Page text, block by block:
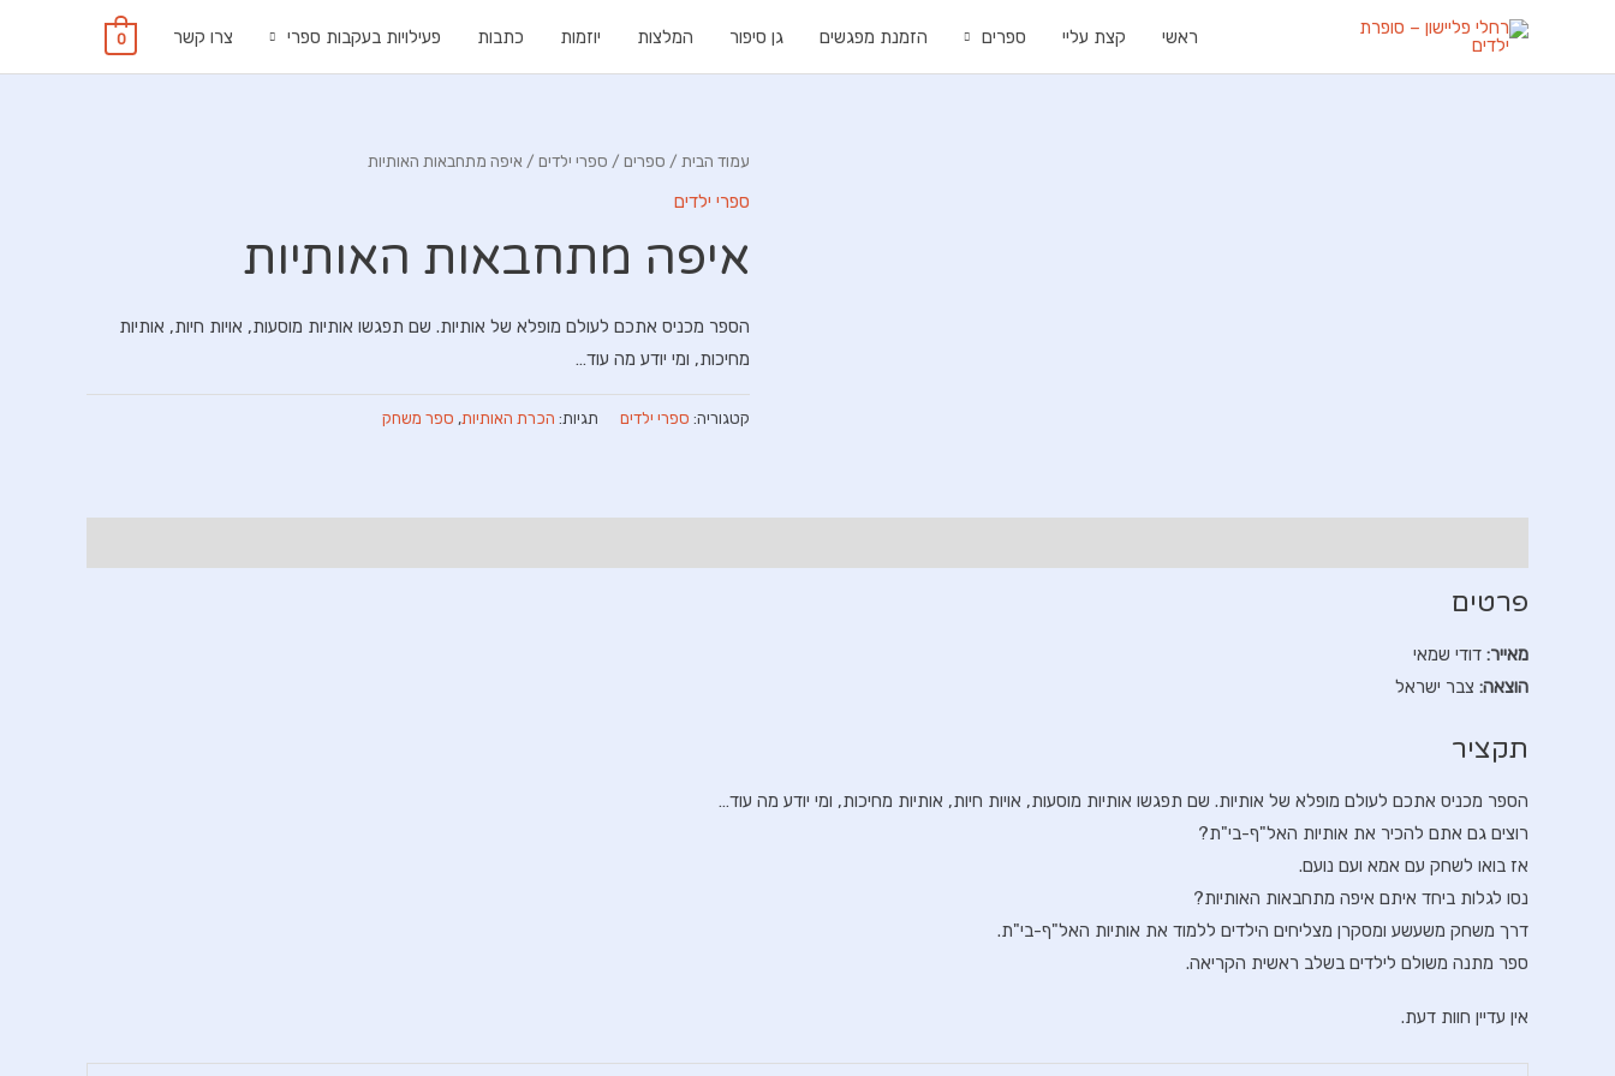
ראשי קצת עליי ספרים הזמנת מפגשים גן סיפור המלצות יוזמות כתבות פעילויות בעקבות ספרי צרו קשר 0
עמוד הבית / ספרים / ספרי ילדים / איפה מתחבאות האותיות
ספרי ילדים
איפה מתחבאות האותיות
הספר מכניס אתכם לעולם מופלא של אותיות. שם תפגשו אותיות מוסעות, אויות חיות, אותיות
מחיכות, ומי יודע מה עוד…
קטגוריה: ספרי ילדים תגיות: הכרת האותיות, ספר משחק
פרטים
מאייר: דודי שמאי
הוצאה: צבר ישראל
תקציר
הספר מכניס אתכם לעולם מופלא של אותיות. שם תפגשו אותיות מוסעות, אויות חיות, אותיות מחיכות, ומי יודע מה עוד…
רוצים גם אתם להכיר את אותיות האל"ף-בי"ת?
אז בואו לשחק עם אמא ועם נועם.
נסו לגלות ביחד איתם איפה מתחבאות האותיות?
דרך משחק משעשע ומסקרן מצליחים הילדים ללמוד את אותיות האל"ף-בי"ת.
ספר מתנה משולם לילדים בשלב ראשית הקריאה.
אין עדיין חוות דעת.